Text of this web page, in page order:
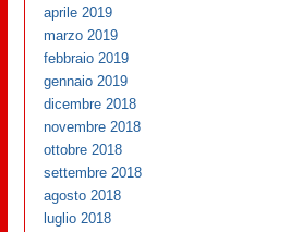
aprile 2019
marzo 2019
febbraio 2019
gennaio 2019
dicembre 2018
novembre 2018
ottobre 2018
settembre 2018
agosto 2018
luglio 2018